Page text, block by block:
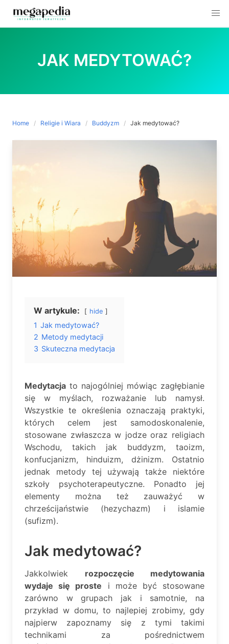
JAK MEDYTOWAĆ?
Home Religie i Wiara Buddyzm Jak medytować?
W artykule: hide
1 Jak medytować?
2 Metody medytacji
3 Skuteczna medytacja
Medytacja to najogólniej mówiąc zagłębianie
się w myślach, rozważanie lub namysł.
Wszystkie te określenia oznaczają praktyki,
których celem jest samodoskonalenie,
stosowane zwłaszcza w jodze oraz religiach
Wschodu, takich jak buddyzm, taoizm,
konfucjanizm, hinduizm, dżinizm. Ostatnio
jednak metody tej używają także niektóre
szkoły psychoterapeutyczne. Ponadto jej
elementy można też zauważyć w
chrześcijaństwie (hezychazm) i islamie
(sufizm).
Jak medytować?
Jakkolwiek rozpoczęcie medytowania
wydaje się proste i może być stosowane
zarówno w grupach jak i samotnie, na
przykład w domu, to najlepiej zrobimy, gdy
najpierw zapoznamy się z tymi takimi
technikami za pośrednictwem